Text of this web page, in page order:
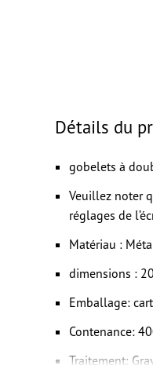
Détails du
gobelets à
Veuillez noter
réglages de
Matériau :
dimensions :
Emballage:
Contenance:
Traitement: